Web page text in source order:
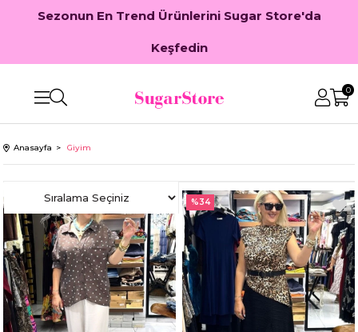
Sezonun En Trend Ürünlerini Sugar Store'da
Keşfedin
0
Anasayfa Giyim
%34